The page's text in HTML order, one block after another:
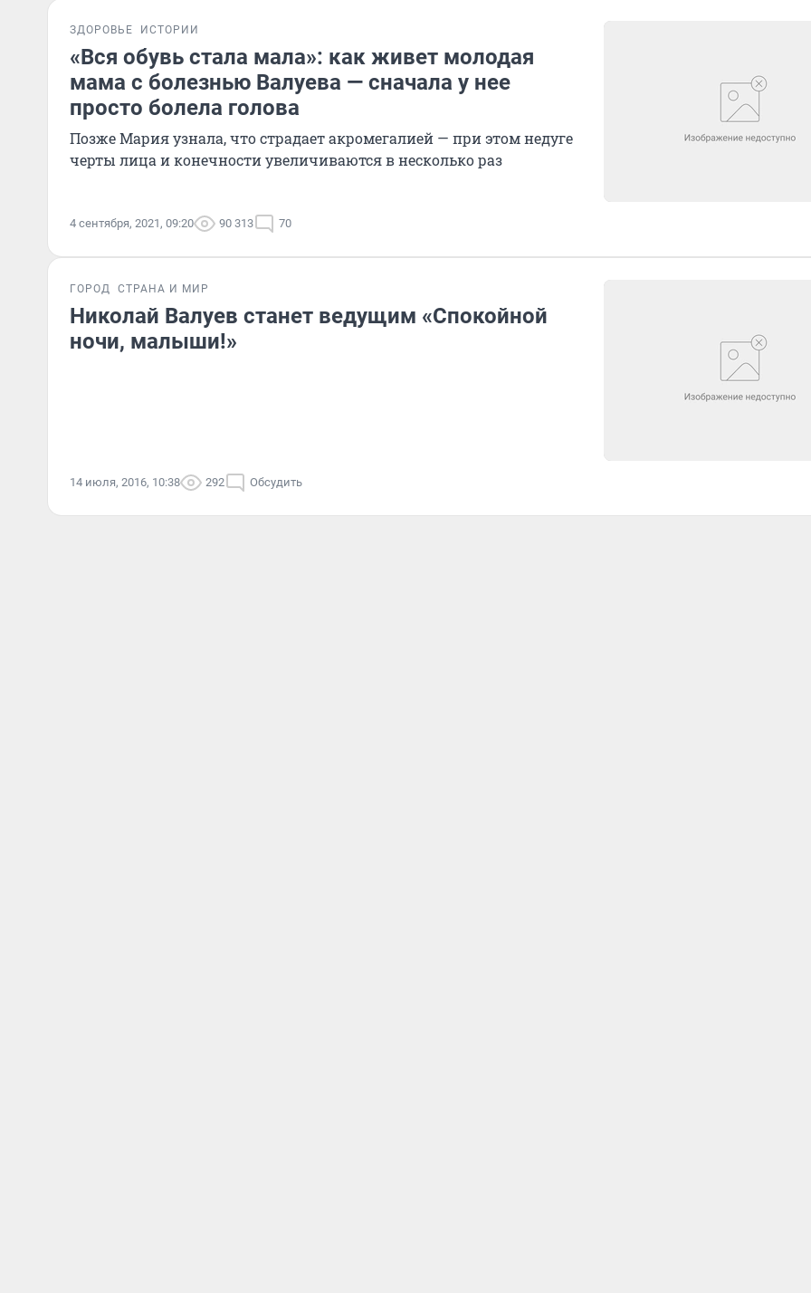
ЗДОРОВЬЕ ИСТОРИИ
«Вся обувь стала мала»: как живет молодая
мама с болезнью Валуева — сначала у нее
просто болела голова
Позже Мария узнала, что страдает акромегалией — при этом недуге
черты лица и конечности увеличиваются в несколько раз
4 сентября, 2021, 09:20 90 313 70
ГОРОД СТРАНА И МИР
Николай Валуев станет ведущим «Спокойной
ночи, малыши!»
14 июля, 2016, 10:38 292 Обсудить